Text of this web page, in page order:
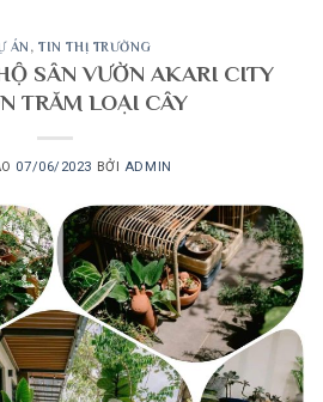
ÁN ,TIN THỊ TRƯỜNG
SÂN VƯỜN AKARI CITY
TRĂM LOẠI CÂY
07/06/2023 BỞI ADMIN